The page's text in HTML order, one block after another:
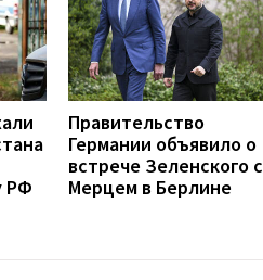
РФ
Правительство
Германии объявило о
встрече Зеленского с
Мерцем в Берлине